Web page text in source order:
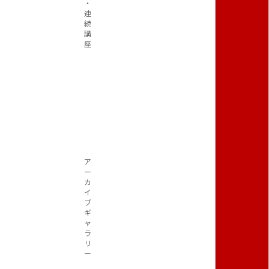
・
連
続
講
座
ア
ー
カ
イ
ブ
ギ
ャ
ラ
リ
ー